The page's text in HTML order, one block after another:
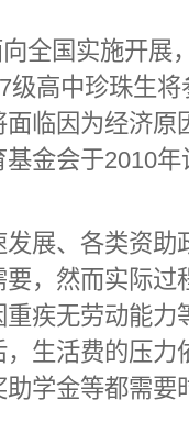
全国实施开
级高中珍珠生
临因为经济
金会于2010年
展、各类资助
，然而实际
疾无劳动能
生活费的压力
学金等都需要